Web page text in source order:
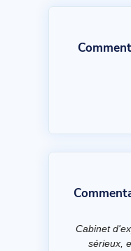
Cabinet
sérieux,